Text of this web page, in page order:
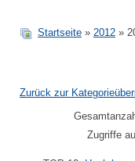
Startseite » 2012 »
Zurück zur
Zugriffe